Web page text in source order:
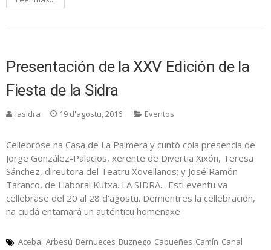
Presentación de la XXV Edición de la
Fiesta de la Sidra
lasidra 19 d'agostu, 2016 Eventos
Cellebróse na Casa de La Palmera y cuntó cola presencia de
Jorge González-Palacios, xerente de Divertia Xixón, Teresa
Sánchez, direutora del Teatru Xovellanos; y José Ramón
Taranco, de Llaboral Kutxa. LA SIDRA.- Esti eventu va
cellebrase del 20 al 28 d'agostu. Demientres la cellebración,
na ciudá entamará un auténticu homenaxe
Acebal Arbesú Bernueces Buznego Cabueñes Camín Canal